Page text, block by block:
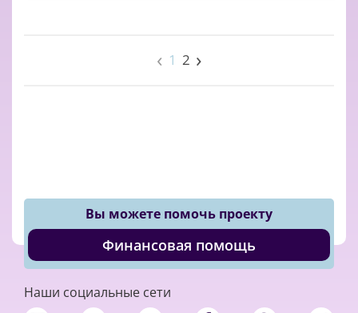
‹ 1 2 ›
Вы можете помочь проекту
Финансовая помощь
Наши социальные сети